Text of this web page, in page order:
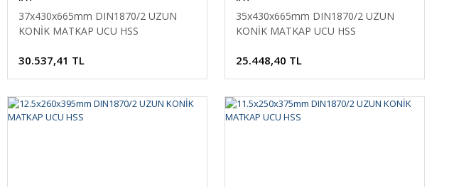
37x430x665mm DIN1870/2 UZUN
KONİK MATKAP UCU HSS
30.537,41 TL
35x430x665mm DIN1870/2 UZUN
KONİK MATKAP UCU HSS
25.448,40 TL